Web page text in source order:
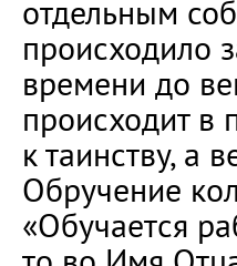
отдельным
происходило
времени до
происходит в
к таинству, а
Обручение
«Обучается